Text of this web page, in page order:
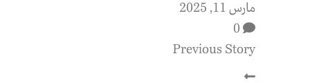
مارس 11, 2025
Previous Story